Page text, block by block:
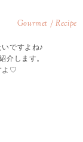
Gourmet / Recipe
ですよね♪
介します。
よ♡